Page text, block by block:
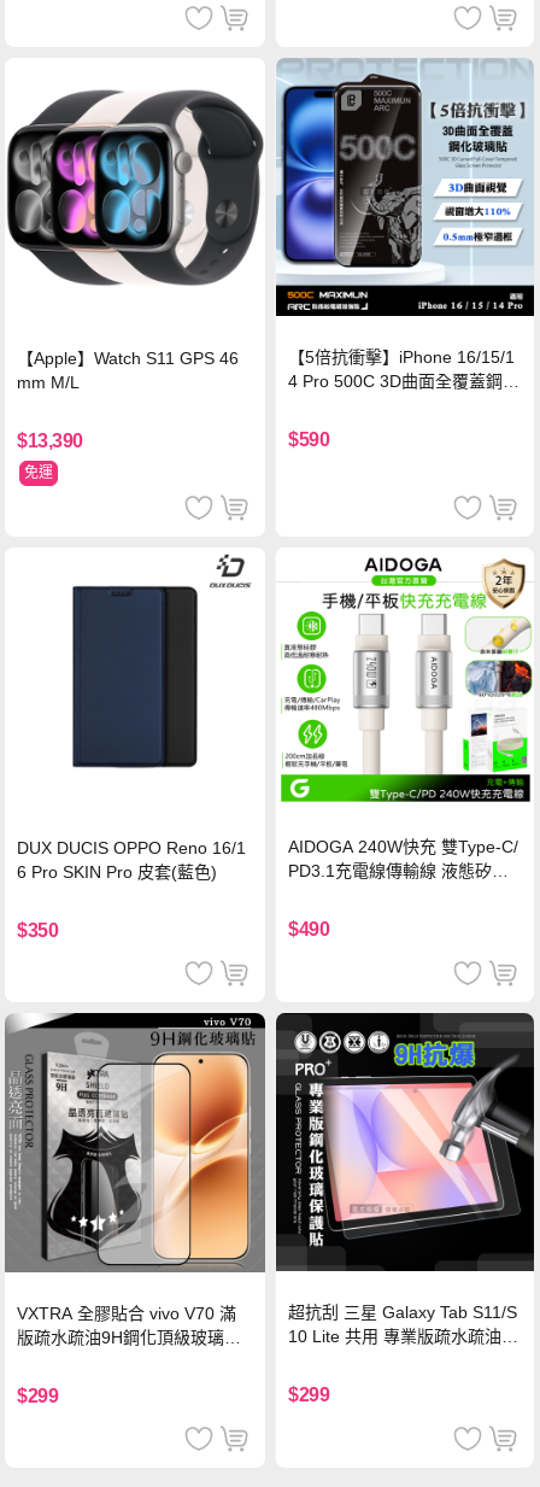
【Apple】Watch S11 GPS 46
mm M/L
$13,390
免運
【5倍抗衝擊】iPhone 16/15/1
4 Pro 500C 3D曲面全覆蓋鋼化
保護貼
$590
DUX DUCIS OPPO Reno 16/1
6 Pro SKIN Pro 皮套(藍色)
$350
AIDOGA 240W快充 雙Type-C/
PD3.1充電線傳輸線 液態矽膠
機/平板/筆電
$490
VXTRA 全膠貼合 vivo V70 滿
版疏水疏油9H鋼化頂級玻璃貼
$299
超抗刮 三星 Galaxy Tab S11/S
10 Lite 共用 專業版疏水疏油9
$299